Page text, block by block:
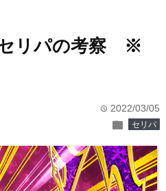
セリパの考察 ※
time 2022/03/05
folder セリパ